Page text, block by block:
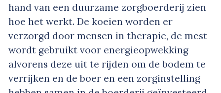
hand van een duurzame zorgboerderij zien
hoe het werkt. De koeien worden er
verzorgd door mensen in therapie, de mest
wordt gebruikt voor energieopwekking
alvorens deze uit te rijden om de bodem te
verrijken en de boer en een zorginstelling